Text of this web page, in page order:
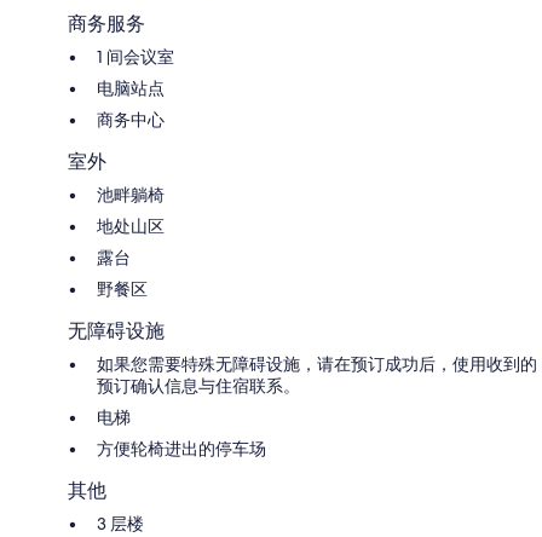
商务服务
1 间会议室
电脑站点
商务中心
室外
池畔躺椅
地处山区
露台
野餐区
无障碍设施
如果您需要特殊无障碍设施，请在预订成功后，使用收到的
预订确认信息与住宿联系。
电梯
方便轮椅进出的停车场
其他
3 层楼